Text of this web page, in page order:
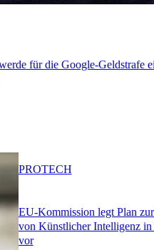
für die Google-Geldstrafe
EU-Kommission legt Plan
von Künstlicher Intelligenz in
vor
PROTECH